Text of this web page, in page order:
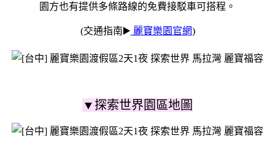
園方也有提供多條路線的免費接駁車可搭程。
(交通指南▶️ 麗寶樂園官網)
▼探索世界園區地圖